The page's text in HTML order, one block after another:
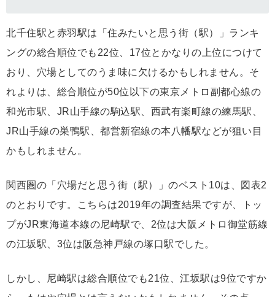
北千住駅と赤羽駅は「住みたいと思う街（駅）」ランキ
ングの総合順位でも22位、17位とかなりの上位につけて
おり、穴場としてのうま味に欠けるかもしれません。そ
れよりは、総合順位が50位以下の東京メトロ副都心線の
和光市駅、JR山手線の駒込駅、西武有楽町線の練馬駅、
JR山手線の巣鴨駅、都営新宿線の本八幡駅などが狙い目
かもしれません。
関西圏の「穴場だと思う街（駅）」のベスト10は、図表2
のとおりです。こちらは2019年の調査結果ですが、トッ
プがJR東海道本線の尼崎駅で、2位は大阪メトロ御堂筋線
の江坂駅、3位は阪急神戸線の塚口駅でした。
しかし、尼崎駅は総合順位でも21位、江坂駅は9位ですか